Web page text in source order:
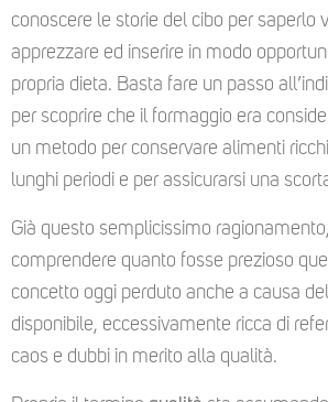
conoscere le storie del cibo per saperlo
apprezzare ed inserire in modo
propria dieta. Basta fare un passo
per scoprire che il formaggio era
un metodo per conservare alimenti
lunghi periodi e per assicurarsi una
Già questo semplicissimo
comprendere quanto fosse prezioso
concetto oggi perduto anche a causa
disponibile, eccessivamente ricca di
caos e dubbi in merito alla qualità.